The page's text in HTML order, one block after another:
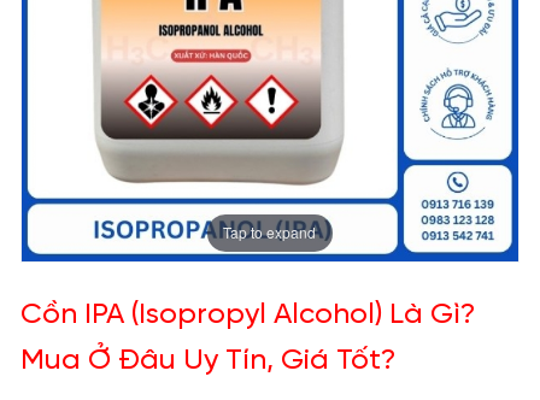
Tap to expand
Cồn IPA (Isopropyl Alcohol) Là Gì?
Mua Ở Đâu Uy Tín, Giá Tốt?